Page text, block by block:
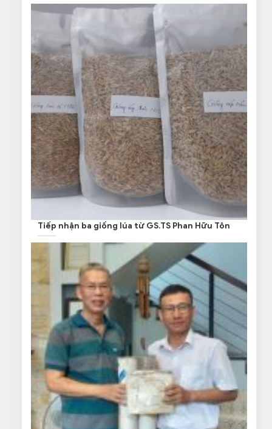
Tiếp nhận ba giống lúa từ GS.TS Phan Hữu Tôn